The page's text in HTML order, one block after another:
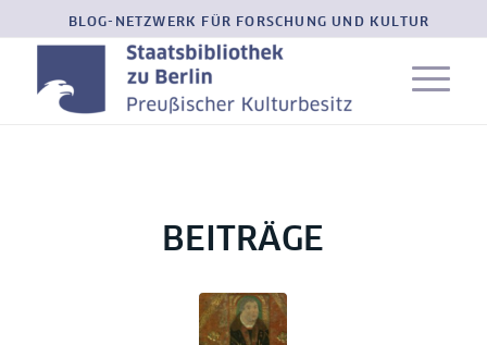
BLOG-NETZWERK FÜR FORSCHUNG UND KULTUR
BEITRÄGE